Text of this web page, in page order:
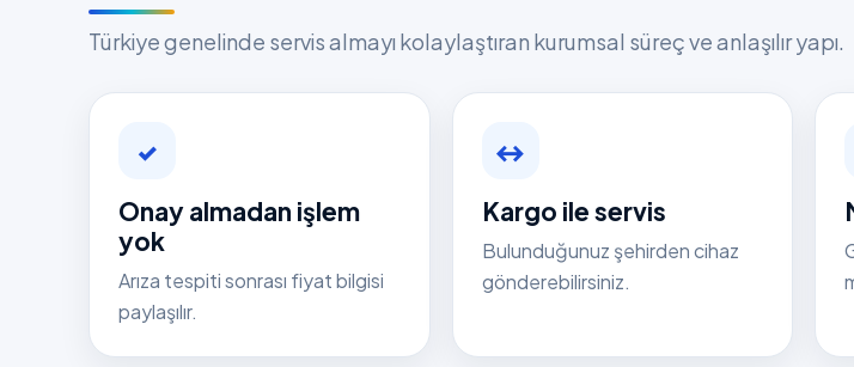
Türkiye genelinde servis almayı kolaylaştıran kurumsal süreç ve anlaşılır yapı.
✓
Onay almadan işlem
yok
Arıza tespiti sonrası fiyat bilgisi
paylaşılır.
↔
Kargo ile servis
Bulunduğunuz şehirden cihaz
gönderebilirsiniz.